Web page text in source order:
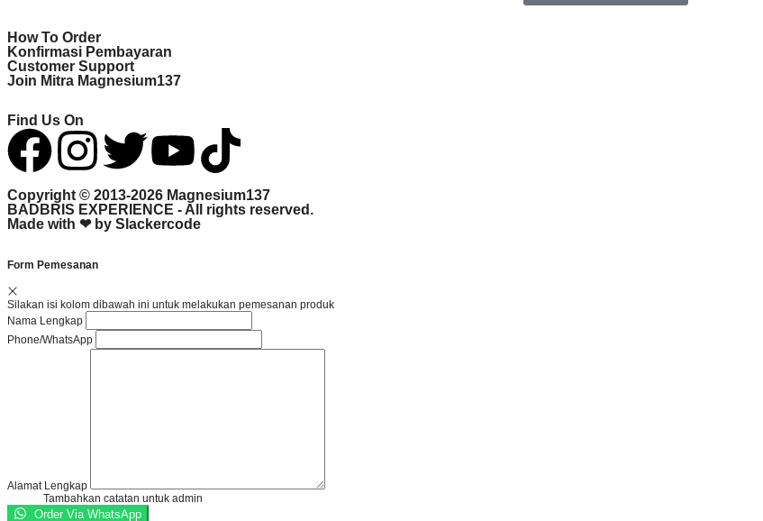
How To Order
Konfirmasi Pembayaran
Customer Support
Join Mitra Magnesium137
Find Us On
Copyright © 2013-2026 Magnesium137
BADBRIS EXPERIENCE - All rights reserved.
Made with ❤ by Slackercode
Form Pemesanan
Silakan isi kolom dibawah ini untuk melakukan pemesanan produk
Nama Lengkap
Phone/WhatsApp
Alamat Lengkap
Tambahkan catatan untuk admin
Order Via WhatsApp